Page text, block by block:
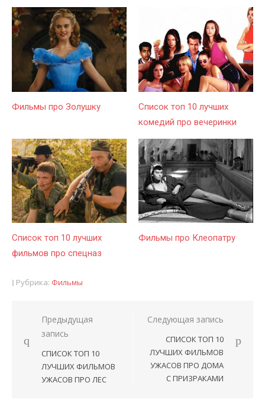
Фильмы про Золушку
Список топ 10 лучших
комедий про вечеринки
Список топ 10 лучших
фильмов про спецназ
Фильмы про Клеопатру
Рубрика: Фильмы
Навигация
по
записям
Предыдущая
запись
СПИСОК ТОП 10
ЛУЧШИХ ФИЛЬМОВ
УЖАСОВ ПРО ЛЕС
Следующая запись
СПИСОК ТОП 10
ЛУЧШИХ ФИЛЬМОВ
УЖАСОВ ПРО ДОМА
С ПРИЗРАКАМИ